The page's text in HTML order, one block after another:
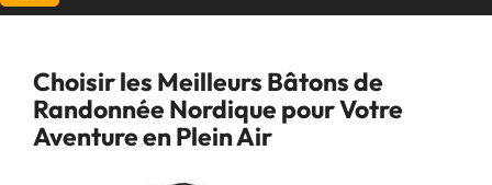
Choisir les Meilleurs Bâtons de
Randonnée Nordique pour Votre
Aventure en Plein Air